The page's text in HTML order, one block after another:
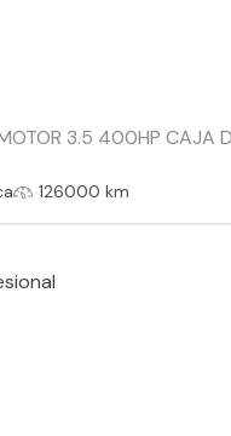
3.5 400HP CAJA
126000 km